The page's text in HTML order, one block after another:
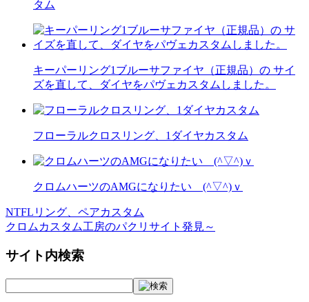
タム
キーパーリング1ブルーサファイヤ（正規品）の サイ
ズを直して、ダイヤをパヴェカスタムしました。
フローラルクロスリング、1ダイヤカスタム
クロムハーツのAMGになりたい (^▽^)ｖ
投
稿
ナ
ビ
NTFLリング、ペアカスタム
クロムカスタム工房のパクリサイト発見～
サイト内検索